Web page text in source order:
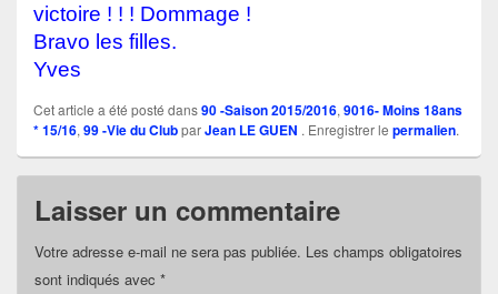
victoire ! ! ! Dommage !
Bravo les filles.
Yves
Cet article a été posté dans90 -Saison 2015/2016, 9016- Moins 18ans
* 15/16, 99 -Vie du ClubparJean LE GUEN . Enregistrer le permalien.
Laisser un commentaire
Votre adresse e-mail ne sera pas publiée. Les champs obligatoires
sont indiqués avec *